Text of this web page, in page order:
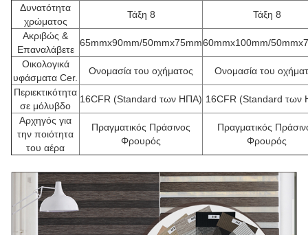
Δυνατότητα
χρώματος
Τάξη 8
Τάξη 8
Ακριβώς &
Επαναλάβετε
65mmx90mm/50mmx75mm60mmx100mm/
Οικολογικά
υφάσματα Cer.
Ονομασία του οχήματος
Ονομασία του
Περιεκτικότητα
σε μόλυβδο
16CFR (Standard των ΗΠΑ) 16CFR (Standard των
Αρχηγός για
την ποιότητα
του αέρα
Πραγματικός Πράσινος
Φρουρός
Πραγματικός
Φρουρός